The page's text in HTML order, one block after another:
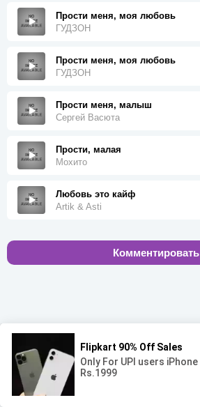
Прости меня, моя любовь ‍
ГУДЗОН
Прости меня, моя любовь
ГУДЗОН
Прости меня, малыш
Сергей Васюта
Прости, малая
Мохито
Любовь это кайф
Artik & Asti
Комментировать
00:00